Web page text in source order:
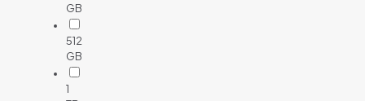
GB
512
GB
1